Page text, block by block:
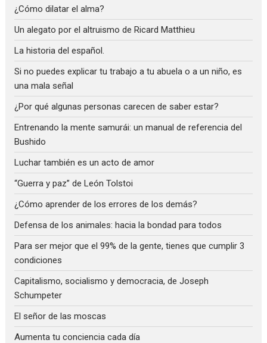
¿Cómo dilatar el alma?
Un alegato por el altruismo de Ricard Matthieu
La historia del español.
Si no puedes explicar tu trabajo a tu abuela o a un niño, es
una mala señal
¿Por qué algunas personas carecen de saber estar?
Entrenando la mente samurái: un manual de referencia del
Bushido
Luchar también es un acto de amor
“Guerra y paz” de León Tolstoi
¿Cómo aprender de los errores de los demás?
Defensa de los animales: hacia la bondad para todos
Para ser mejor que el 99% de la gente, tienes que cumplir 3
condiciones
Capitalismo, socialismo y democracia, de Joseph
Schumpeter
El señor de las moscas
Aumenta tu conciencia cada día